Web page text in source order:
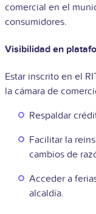
comercial en el
consumidores.
Visibilidad en
Estar inscrito en el
la cámara de
Respaldar
Facilitar la
cambios de
Acceder a
alcaldía.